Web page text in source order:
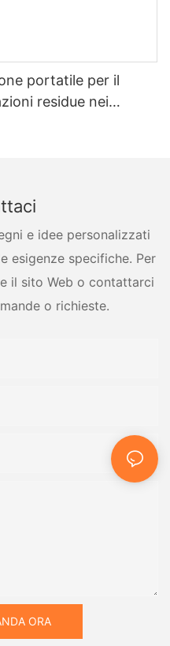
portatile per il
residue nei
e idee personalizzati
esigenze specifiche. Per
il sito Web o contattarci
o richieste.
ORA